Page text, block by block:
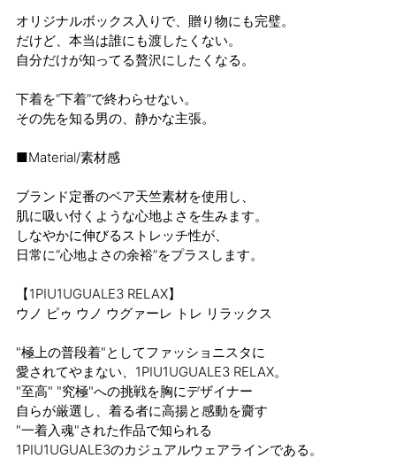
オリジナルボックス入りで、贈り物にも完璧。
だけど、本当は誰にも渡したくない。
自分だけが知ってる贅沢にしたくなる。
下着を“下着”で終わらせない。
その先を知る男の、静かな主張。
■Material/素材感
ブランド定番のベア天竺素材を使用し、
肌に吸い付くような心地よさを生みます。
しなやかに伸びるストレッチ性が、
日常に“心地よさの余裕”をプラスします。
【1PIU1UGUALE3 RELAX】
ウノ ピゥ ウノ ウグァーレ トレ リラックス
"極上の普段着"としてファッショニスタに
愛されてやまない、1PIU1UGUALE3 RELAX。
"至高" "究極"への挑戦を胸にデザイナー
自らが厳選し、着る者に高揚と感動を齎す
"一着入魂"された作品で知られる
1PIU1UGUALE3のカジュアルウェアラインである。